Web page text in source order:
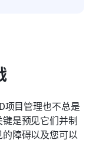
项目管理也不总是
是预见它们并制
障碍以及您可以